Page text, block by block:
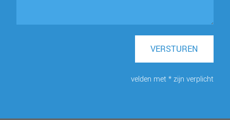
VERSTUREN
velden met * zijn verplicht